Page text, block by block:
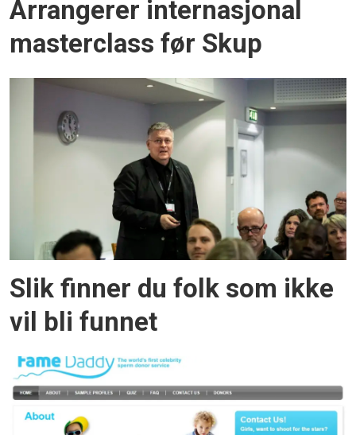
Arrangerer internasjonal
masterclass før Skup
Slik finner du folk som ikke
vil bli funnet